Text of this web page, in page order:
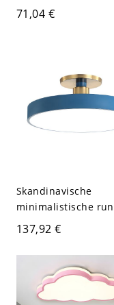
Kreative LED-
Deckenlampe - Weiß
71,04 €
Skandinavische
minimalistische
Deckenleuchte mit
goldenen Akzenten
110V-120V 30,48 cm
137,92 €